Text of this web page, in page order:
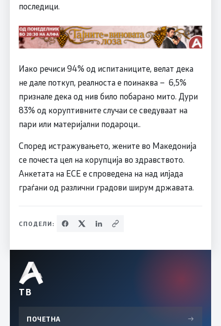
последици.
Иако речиси 94% од испитаниците, велат дека
не дале поткуп, реалноста е поинаква – 6,5%
признале дека од нив било побарано мито. Дури
83% од коруптивните случаи се сведуваат на
пари или материјални подароци..
Според истражувањето, жените во Македонија
се почеста цел на корупција во здравството.
Анкетата на ЕСЕ е спроведена на над илјада
граѓани од различни градови ширум државата.
СПОДЕЛИ:
ТВ
ПОЧЕТНА →